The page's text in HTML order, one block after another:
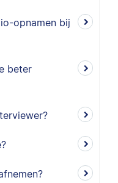
opnamen bij
beter